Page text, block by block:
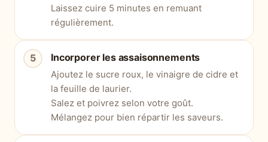
Laissez cuire 5 minutes en remuant
régulièrement.
Incorporer les assaisonnements
Ajoutez le sucre roux, le vinaigre de cidre et
la feuille de laurier.
Salez et poivrez selon votre goût.
Mélangez pour bien répartir les saveurs.